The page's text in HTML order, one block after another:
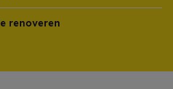
renoveren